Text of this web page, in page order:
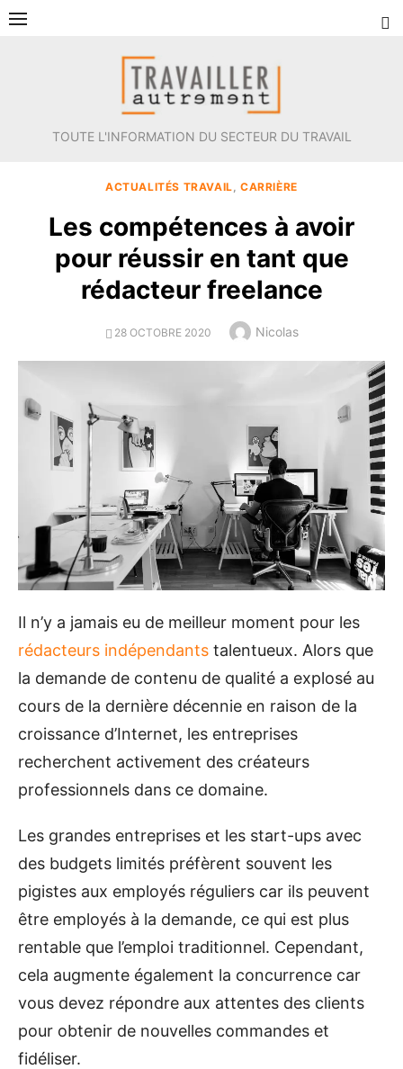
Aller
TOUTE L'INFORMATION DU SECTEUR DU TRAVAIL
ACTUALITÉS TRAVAIL ,CARRIÈRE
Les compétences à avoir
pour réussir en tant que
rédacteur freelance
POSTED
28 OCTOBRE 2020 Author
Nicolas
Il n’y a jamais eu de meilleur moment pour les
rédacteurs indépendants talentueux. Alors que
la demande de contenu de qualité a explosé au
cours de la dernière décennie en raison de la
croissance d’Internet, les entreprises
recherchent activement des créateurs
professionnels dans ce domaine.
Les grandes entreprises et les start-ups avec
des budgets limités préfèrent souvent les
pigistes aux employés réguliers car ils peuvent
être employés à la demande, ce qui est plus
rentable que l’emploi traditionnel. Cependant,
cela augmente également la concurrence car
vous devez répondre aux attentes des clients
pour obtenir de nouvelles commandes et
fidéliser.